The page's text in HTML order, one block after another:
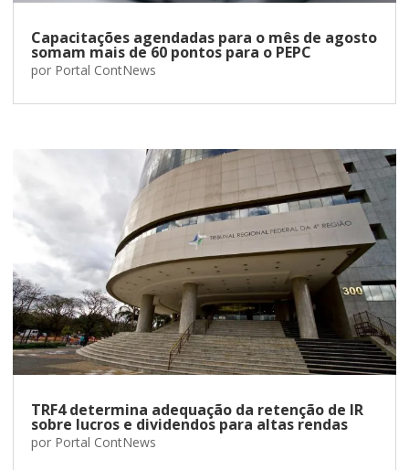
Capacitações agendadas para o mês de agosto
somam mais de 60 pontos para o PEPC
por Portal ContNews
TRF4 determina adequação da retenção de IR
sobre lucros e dividendos para altas rendas
por Portal ContNews